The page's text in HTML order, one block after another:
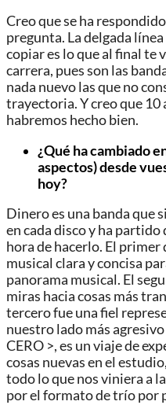
Creo que se ha
pregunta. La delgada
copiar es lo que al final te
carrera, pues son las
nada nuevo las que no
trayectoria. Y creo que 10
habremos hecho bien.
¿Qué ha cambiado
aspectos) desde
hoy?
Dinero es una banda que
en cada disco y ha
hora de hacerlo. El
musical clara y concisa
panorama musical. El
miras hacia cosas más
tercero fue una fiel
nuestro lado más
CERO >, es un viaje de
cosas nuevas en el
todo lo que nos viniera a
por el formato de trío por